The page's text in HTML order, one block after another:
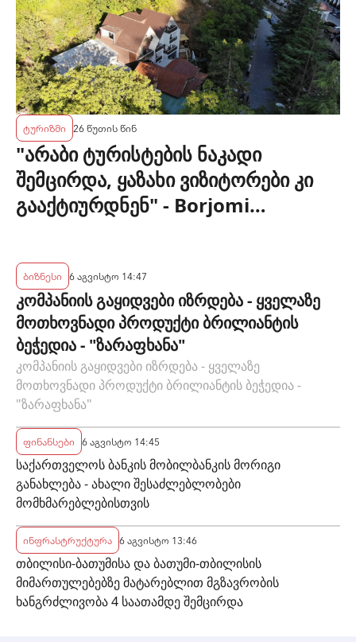
ტურიზმი 26 წუთის წინ
"არაბი ტურისტების ნაკადი
შემცირდა, ყაზახი ვიზიტორები კი
გააქტიურდნენ" - Borjomi
ბიზნესი 6 აგვისტო 14:47
კომპანიის გაყიდვები იზრდება - ყველაზე
მოთხოვნადი პროდუქტი ბრილიანტის
ბეჭედია - "ზარაფხანა"
კომპანიის გაყიდვები იზრდება - ყველაზე
მოთხოვნადი პროდუქტი ბრილიანტის ბეჭედია -
"ზარაფხანა"
ფინანსები 6 აგვისტო 14:45
საქართველოს ბანკის მობილბანკის მორიგი
განახლება - ახალი შესაძლებლობები
მომხმარებლებისთვის
ინფრასტრუქტურა 6 აგვისტო 13:46
თბილისი-ბათუმისა და ბათუმი-თბილისის
მიმართულებებზე მატარებლით მგზავრობის
ხანგრძლივობა 4 საათამდე შემცირდა